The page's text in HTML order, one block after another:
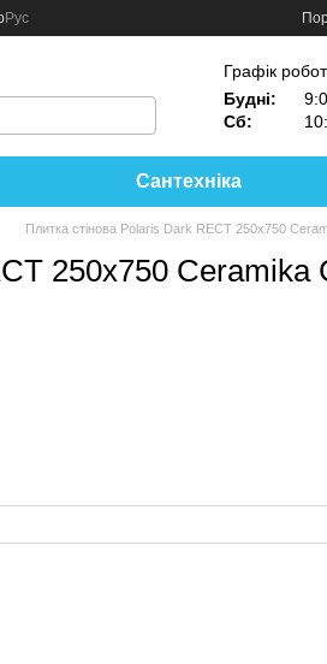
Рус
Графік
Будні:
Сб:
Сантехніка
Плитка стінова Polaris Dark RECT 250x750
250x750 Ceramika